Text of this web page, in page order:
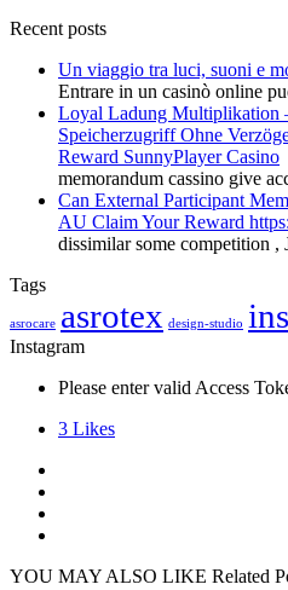
Recent posts
Un viaggio tra luci, suoni e
Entrare in un casinò online
Loyal Ladung Multiplikation
Speicherzugriff Ohne
Reward SunnyPlayer Casino
memorandum cassino give
Can External Participant
AU Claim Your Reward
dissimilar some competition ,
Tags
asrocare asrotex design-studio
Instagram
Please enter valid Access
3 Likes
YOU MAY ALSO LIKE Related